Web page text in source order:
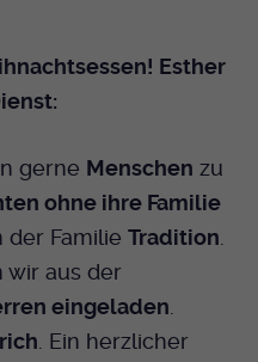
Esther
gerne Menschen zu
ohne ihre Familie
der Familie Tradition.
wir aus der
eingeladen.
. Ein herzlicher